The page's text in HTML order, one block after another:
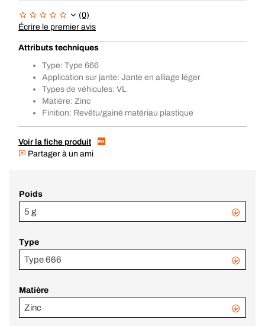
(0)
Écrire le premier avis
Attributs techniques
Type: Type 666
Application sur jante: Jante en alliage léger
Types de véhicules: VL
Matière: Zinc
Finition: Revêtu/gainé matériau plastique
Voir la fiche produit
Partager à un ami
Poids
5 g
Type
Type 666
Matière
Zinc